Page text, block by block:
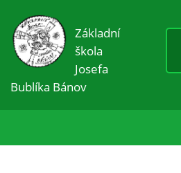
Základní
škola
Josefa
Bublíka Bánov